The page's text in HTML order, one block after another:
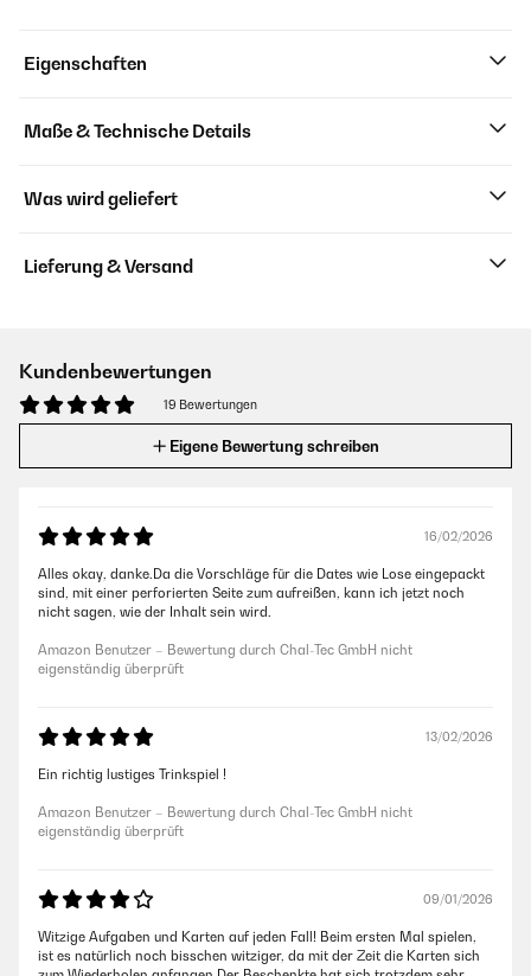
Eigenschaften
Maße & Technische Details
Was wird geliefert
Lieferung & Versand
Kundenbewertungen
19 Bewertungen
Eigene Bewertung schreiben
16/02/2026
Alles okay, danke.Da die Vorschläge für die Dates wie Lose eingepackt
sind, mit einer perforierten Seite zum aufreißen, kann ich jetzt noch
nicht sagen, wie der Inhalt sein wird.
Amazon Benutzer – Bewertung durch Chal-Tec GmbH nicht
eigenständig überprüft
13/02/2026
Ein richtig lustiges Trinkspiel !
Amazon Benutzer – Bewertung durch Chal-Tec GmbH nicht
eigenständig überprüft
09/01/2026
Witzige Aufgaben und Karten auf jeden Fall! Beim ersten Mal spielen,
ist es natürlich noch bisschen witziger, da mit der Zeit die Karten sich